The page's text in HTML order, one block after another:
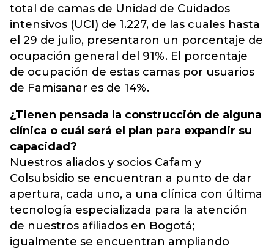
total de camas de Unidad de Cuidados
intensivos (UCI) de 1.227, de las cuales hasta
el 29 de julio, presentaron un porcentaje de
ocupación general del 91%. El porcentaje
de ocupación de estas camas por usuarios
de Famisanar es de 14%.
¿Tienen pensada la construcción de alguna
clínica o cuál será el plan para expandir su
capacidad?
Nuestros aliados y socios Cafam y
Colsubsidio se encuentran a punto de dar
apertura, cada uno, a una clínica con última
tecnología especializada para la atención
de nuestros afiliados en Bogotá;
igualmente se encuentran ampliando